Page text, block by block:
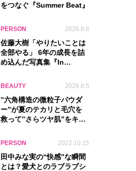
をつなぐ『Summer Beat』
PERSON 2026.8.6
佐藤大樹「やりたいことは
全部やる」 6年の成長を詰
め込んだ写真集『In
BEAUTY 2026.8.5
‟六角構造の微粒子パウダ
ー”が夏のテカリと毛穴を
救って‟さらツヤ肌”をキー
PERSON 2022.10.15
田中みな実の“快感”な瞬間
とは？愛犬とのラブラブシ